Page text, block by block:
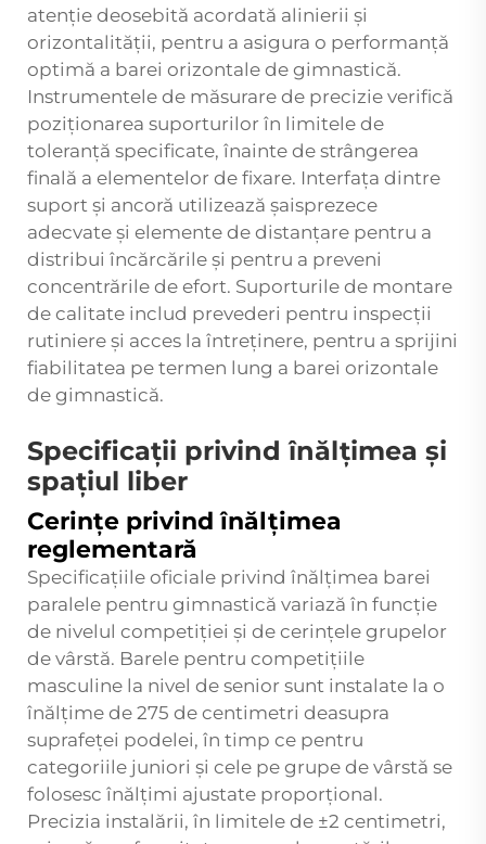
atenție deosebită acordată alinierii și
orizontalității, pentru a asigura o performanță
optimă a barei orizontale de gimnastică.
Instrumentele de măsurare de precizie verifică
poziționarea suporturilor în limitele de
toleranță specificate, înainte de strângerea
finală a elementelor de fixare. Interfața dintre
suport și ancoră utilizează șaisprezece
adecvate și elemente de distanțare pentru a
distribui încărcările și pentru a preveni
concentrările de efort. Suporturile de montare
de calitate includ prevederi pentru inspecții
rutiniere și acces la întreținere, pentru a sprijini
fiabilitatea pe termen lung a barei orizontale
de gimnastică.
Specificații privind înălțimea și
spațiul liber
Cerințe privind înălțimea
reglementară
Specificațiile oficiale privind înălțimea barei
paralele pentru gimnastică variază în funcție
de nivelul competiției și de cerințele grupelor
de vârstă. Barele pentru competițiile
masculine la nivel de senior sunt instalate la o
înălțime de 275 de centimetri deasupra
suprafeței podelei, în timp ce pentru
categoriile juniori și cele pe grupe de vârstă se
folosesc înălțimi ajustate proporțional.
Precizia instalării, în limitele de ±2 centimetri,